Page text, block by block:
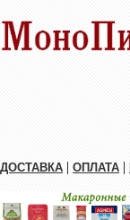
ДОСТАВКА | ОПЛАТА |